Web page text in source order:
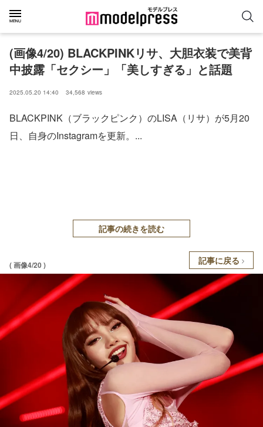
(画像4/20) BLACKPINKリサ、大胆衣装で美背
中披露「セクシー」「美しすぎる」と話題
2025.05.20 14:40 34,568 views
BLACKPINK（ブラックピンク）のLISA（リサ）が5月20
日、自身のInstagramを更新。...
記事の続きを読む
( 画像4/20 ) 記事に戻る